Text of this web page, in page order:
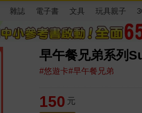
雜誌 電子書 文具 玩具親子
早午餐兄弟系列
#悠遊卡#早午餐兄弟
150 元